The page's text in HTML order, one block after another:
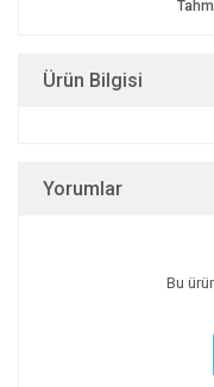
Ürün Bilgisi
Yorumlar
Bu